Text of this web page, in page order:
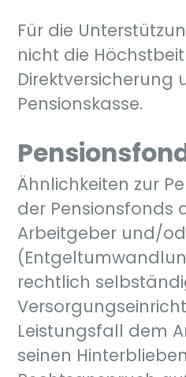
Für die
nicht die
Direktversicherung
Pensionskasse.
Ähnlichkeiten zur
der Pensionsfonds
Arbeitgeber und/
rechtlich
Leistungsfall dem
seinen